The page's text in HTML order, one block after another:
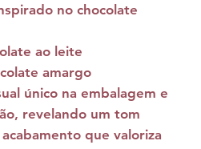
no chocolate
ao leite
amargo
único na embalagem e
revelando um tom
que valoriza